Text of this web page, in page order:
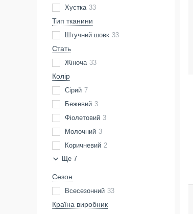
Хустка 33
Тип тканини
Штучний шовк 33
Стать
Жіноча 33
Колір
Сірий 7
Бежевий 3
Фіолетовий 3
Молочний 3
Коричневий 2
Ще 7
Сезон
Всесезонний 33
Країна виробник